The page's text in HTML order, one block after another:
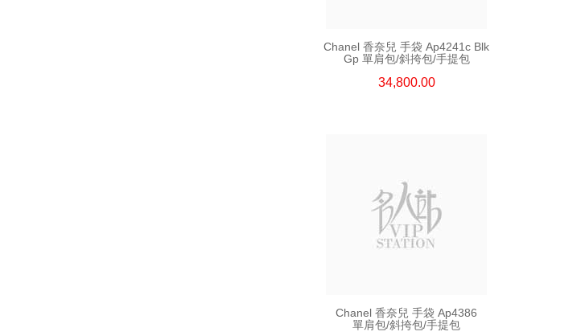
Chanel 香奈兒 手袋 Ap4241c Blk
Gp 單肩包/斜挎包/手提包
34,800.00
Chanel 香奈兒 手袋 Ap4386
單肩包/斜挎包/手提包